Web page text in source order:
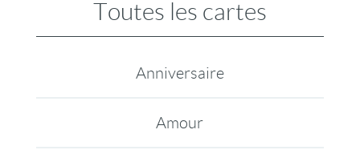
Toutes les cartes
Anniversaire
Amour